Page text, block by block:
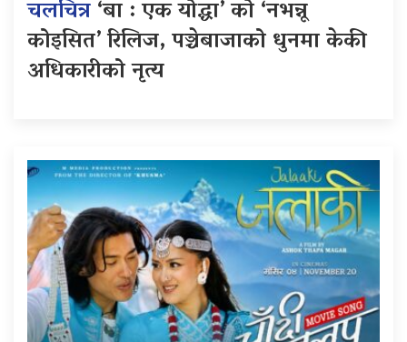
चलचित्र‘बा : एक योद्धा’ को ‘नभन्नू
कोइसित’ रिलिज, पञ्चेबाजाको धुनमा केकी
अधिकारीको नृत्य